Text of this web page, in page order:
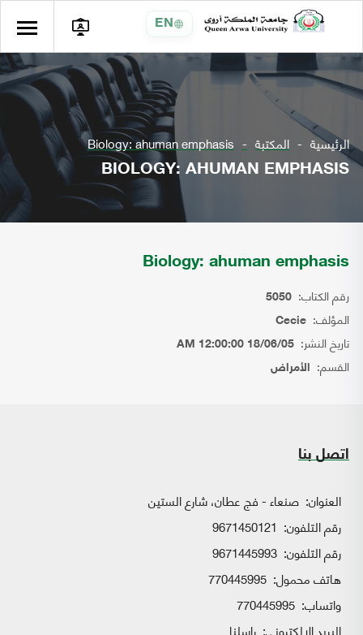
EN
الرئيسية المكتبة Biology: ahuman emphasis
BIOLOGY: AHUMAN EMPHASIS
Biology: ahuman emphasis
رقم الكتاب: 5050
المؤلف: Cecie
تاريخ النشر: 18/06/05 12:00:00 AM
القسم: الأمراض
اتصل بنا
العنوان: صنعاء - فج عطان، شارع الستين
رقم التلفون: 9671450121
رقم التلفون: 9671445993
هاتف محمول: 770445995
واتساب:
البريد الإلكتروني: راسلنا